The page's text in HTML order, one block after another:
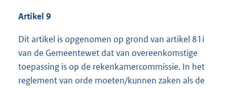
Artikel 9
Dit artikel is opgenomen op grond van artikel 81i
van de Gemeentewet dat van overeenkomstige
toepassing is op de rekenkamercommissie. In het
reglement van orde moeten/kunnen zaken als de